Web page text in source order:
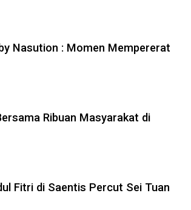
Nasution : Momen Mempererat
Ribuan Masyarakat di
Fitri di Saentis Percut Sei Tuan